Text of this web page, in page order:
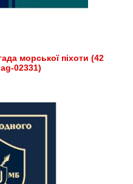
морської піхоти (42
02331)